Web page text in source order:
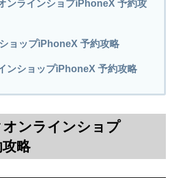
ンラインショプiPhoneX 予約攻
ョップiPhoneX 予約攻略
ンショップiPhoneX 予約攻略
ンラインショプ
略